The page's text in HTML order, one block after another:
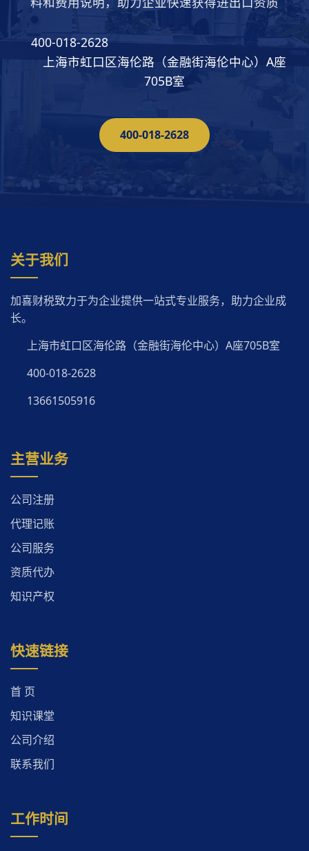
400-018-2628
上海市虹口区海伦路（金融街海伦中心）A座
705B室
400-018-2628
关于我们
加喜财税致力于为企业提供一站式专业服务，助力企业成
长。
上海市虹口区海伦路（金融街海伦中心）A座705B室
400-018-2628
13661505916
主营业务
公司注册
代理记账
公司服务
资质代办
知识产权
快速链接
首 页
知识课堂
公司介绍
联系我们
工作时间